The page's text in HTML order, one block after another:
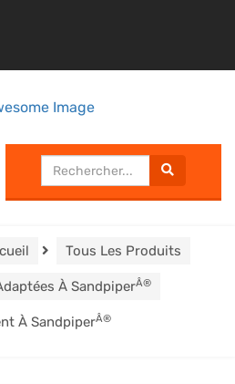
Tous Les Produits
À SandpiperÂ®
À SandpiperÂ®